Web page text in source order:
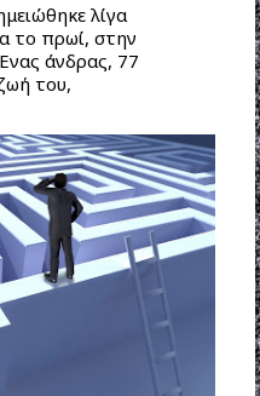
λίγα
το πρωί, στην
άνδρας, 77
του,